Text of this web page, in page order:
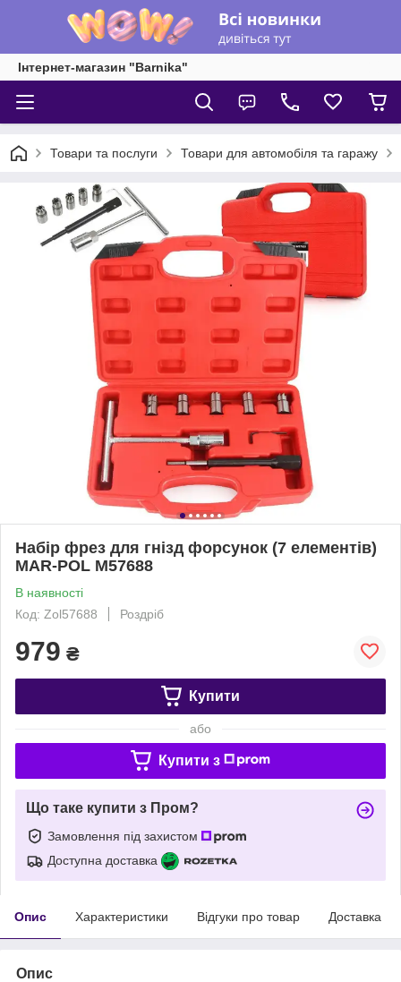
Інтернет-магазин "Barnika"
Товари та послуги Товари для автомобіля та гаражу
Набір фрез для гнізд форсунок (7 елементів)
MAR-POL M57688
В наявності
Код: Zol57688
Роздріб
979 ₴
Купити
або
Купити з
Що таке купити з Пром?
Замовлення під захистом
Доступна доставка
Опис Характеристики Відгуки про товар Доставка
Опис